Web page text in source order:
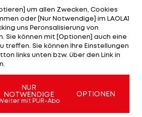
1 VON 19
um allen Zwecken, Cookies
oder [Nur Notwendige] im LAOLA1
uns Peronsalisierung von
Sie können mit [Optionen] auch eine
treffen. Sie können Ihre Einstellungen
links unten bzw. über den Link in
NUR
NOTWENDIGE
mit PUR-Abo
OPTIONEN